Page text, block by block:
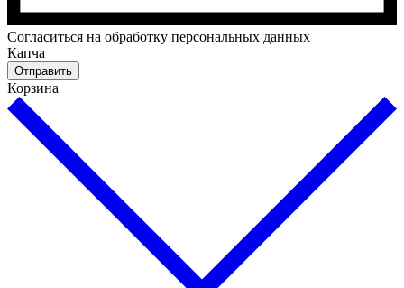
Cогласиться на обработку персональных данных
Капча
Отправить
Корзина